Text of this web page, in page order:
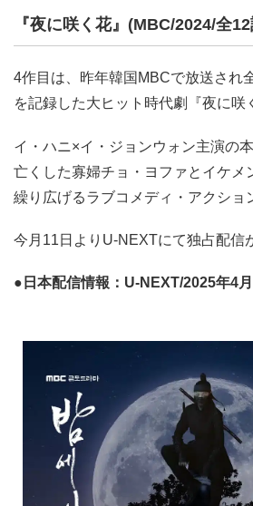
『夜に咲く花』(MBC/2024/全
4作目は、昨年韓国MBCで放送され
を記録した大ヒット時代劇『夜に咲
イ・ハニ×イ・ジョンウォン主演の
亡くした寡婦チョ・ヨファとイケメ
繰り広げるラブコメディ・アクショ
今月11日よりU-NEXTにて独占配信
●日本配信情報：U-NEXT/2025年4